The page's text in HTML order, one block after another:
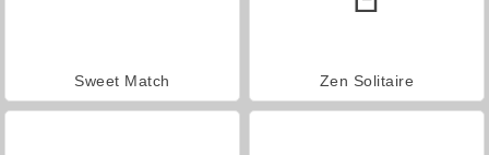
Sweet Match Zen Solitaire